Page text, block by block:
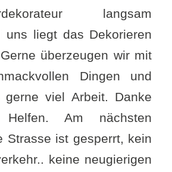
langsam
uns liegt das Dekorieren
überzeugen wir mit
Dingen und
gerne viel Arbeit. Danke
Am nächsten
Strasse ist gesperrt, kein
keine neugierigen